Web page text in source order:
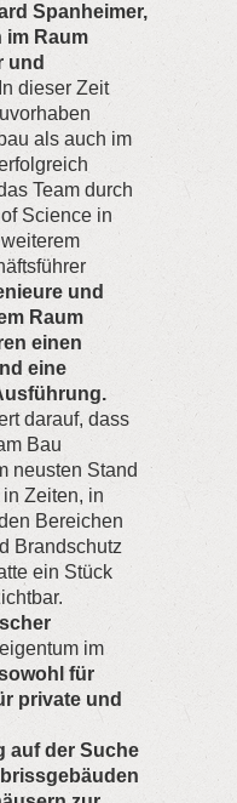
Spanheimer,
im Raum
und
dieser Zeit
als auch im
Team durch
Science in
und
Raum
einen
eine
darauf, dass
Bau
neusten Stand
Zeiten, in
Bereichen
Brandschutz
ein Stück
im
für
private und
auf der Suche